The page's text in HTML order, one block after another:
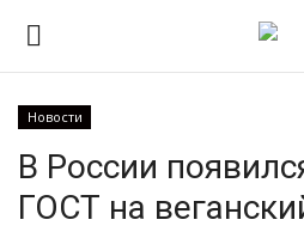
НОВОСТИ
RSS – экспорт новостей
Новости
В России
ГОСТ на